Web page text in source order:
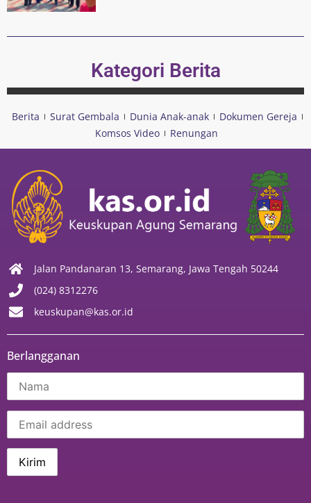
Kategori Berita
Berita Surat Gembala Dunia Anak-anak
Dokumen Gereja
Komsos Video
Renungan
Jalan Pandanaran 13, Semarang, Jawa Tengah 50244
(024) 8312276
keuskupan@kas.or.id
Berlangganan